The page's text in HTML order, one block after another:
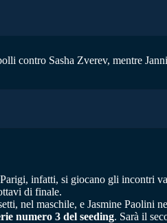
contro Sasha Zverev, mentre
infatti, si giocano gli incontri
di finale.
nel maschile, e Jasmine Paolini
numero 3 del seeding. Sarà il